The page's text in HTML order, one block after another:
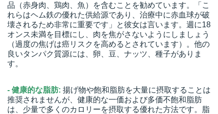
品（赤身肉、鶏肉、魚）を含むことを勧めています。「こ
れらはヘム鉄の優れた供給源であり、治療中に赤血球が破
壊されるため非常に重要です」と彼女は言います。週に18
オンス未満を目標にし、肉を焦がさないようにしましょう
（過度の焦げは癌リスクを高めるとされています）。他の
良いタンパク質源には、卵、豆、ナッツ、種子がありま
す。
- 健康的な脂肪: 揚げ物や飽和脂肪を大量に摂取することは
推奨されませんが、健康的な一価および多価不飽和脂肪
は、少量で多くのカロリーを摂取する優れた方法です。脂